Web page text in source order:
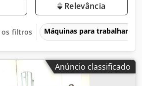
Relevância
os filtros Máquinas para trabalhar
Anúncio classificado